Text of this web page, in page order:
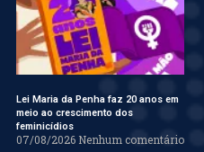
Lei Maria da Penha faz 20 anos em
meio ao crescimento dos
feminicídios
07/08/2026 Nenhum comentário